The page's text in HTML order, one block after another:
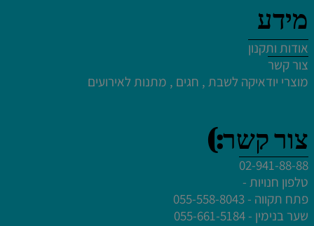
מידע
אודות ותקנון
צור קשר
מוצרי יודאיקה לשבת , חגים , מתנות לאירועים
צור קשר:)
02-941-88-88
טלפון חנויות -
פתח תקווה - 055-558-8043
שער בנימין - 055-661-5184
לחץ פעמיים לעריכת הטקסט
לחץ כאן
לחץ פעמיים לעריכת הטקסט
לחץ פעמיים לעריכת הטקסט
לחץ פעמיים לעריכת הטקסט
לחץ פעמיים לעריכת הטקסט
לחץ פעמיים לעריכת הטקסט